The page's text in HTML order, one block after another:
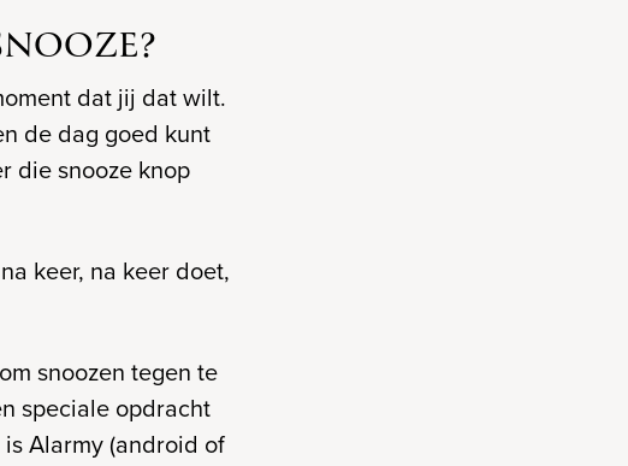
dat jij dat wilt.
de dag goed kunt
die snooze knop
keer, na keer doet,
snoozen tegen te
speciale opdracht
Alarmy (android of